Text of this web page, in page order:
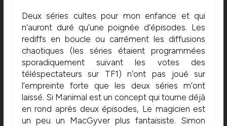
Deux séries cultes pour mon enfance et qui
n’auront duré qu’une poignée d’épisodes. Les
rediffs en boucle ou carrément les diffusions
chaotiques (les séries étaient programmées
sporadiquement suivant les votes des
téléspectateurs sur TF1) n’ont pas joué sur
l’empreinte forte que les deux séries m’ont
laissé. Si Manimal est un concept qui tourne déjà
en rond après deux épisodes, Le magicien est
un peu un MacGyver plus fantaisiste. Simon